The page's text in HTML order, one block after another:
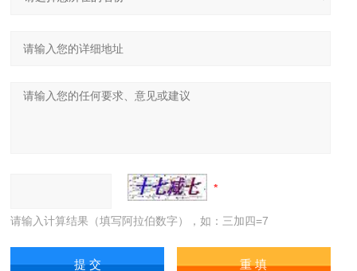
请输入计算结果（填写阿拉伯数字），如：三加四=7